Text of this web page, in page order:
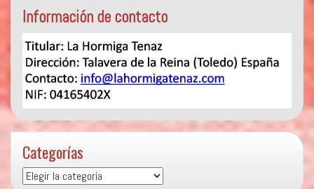
Información de contacto
Categorías
Categorías